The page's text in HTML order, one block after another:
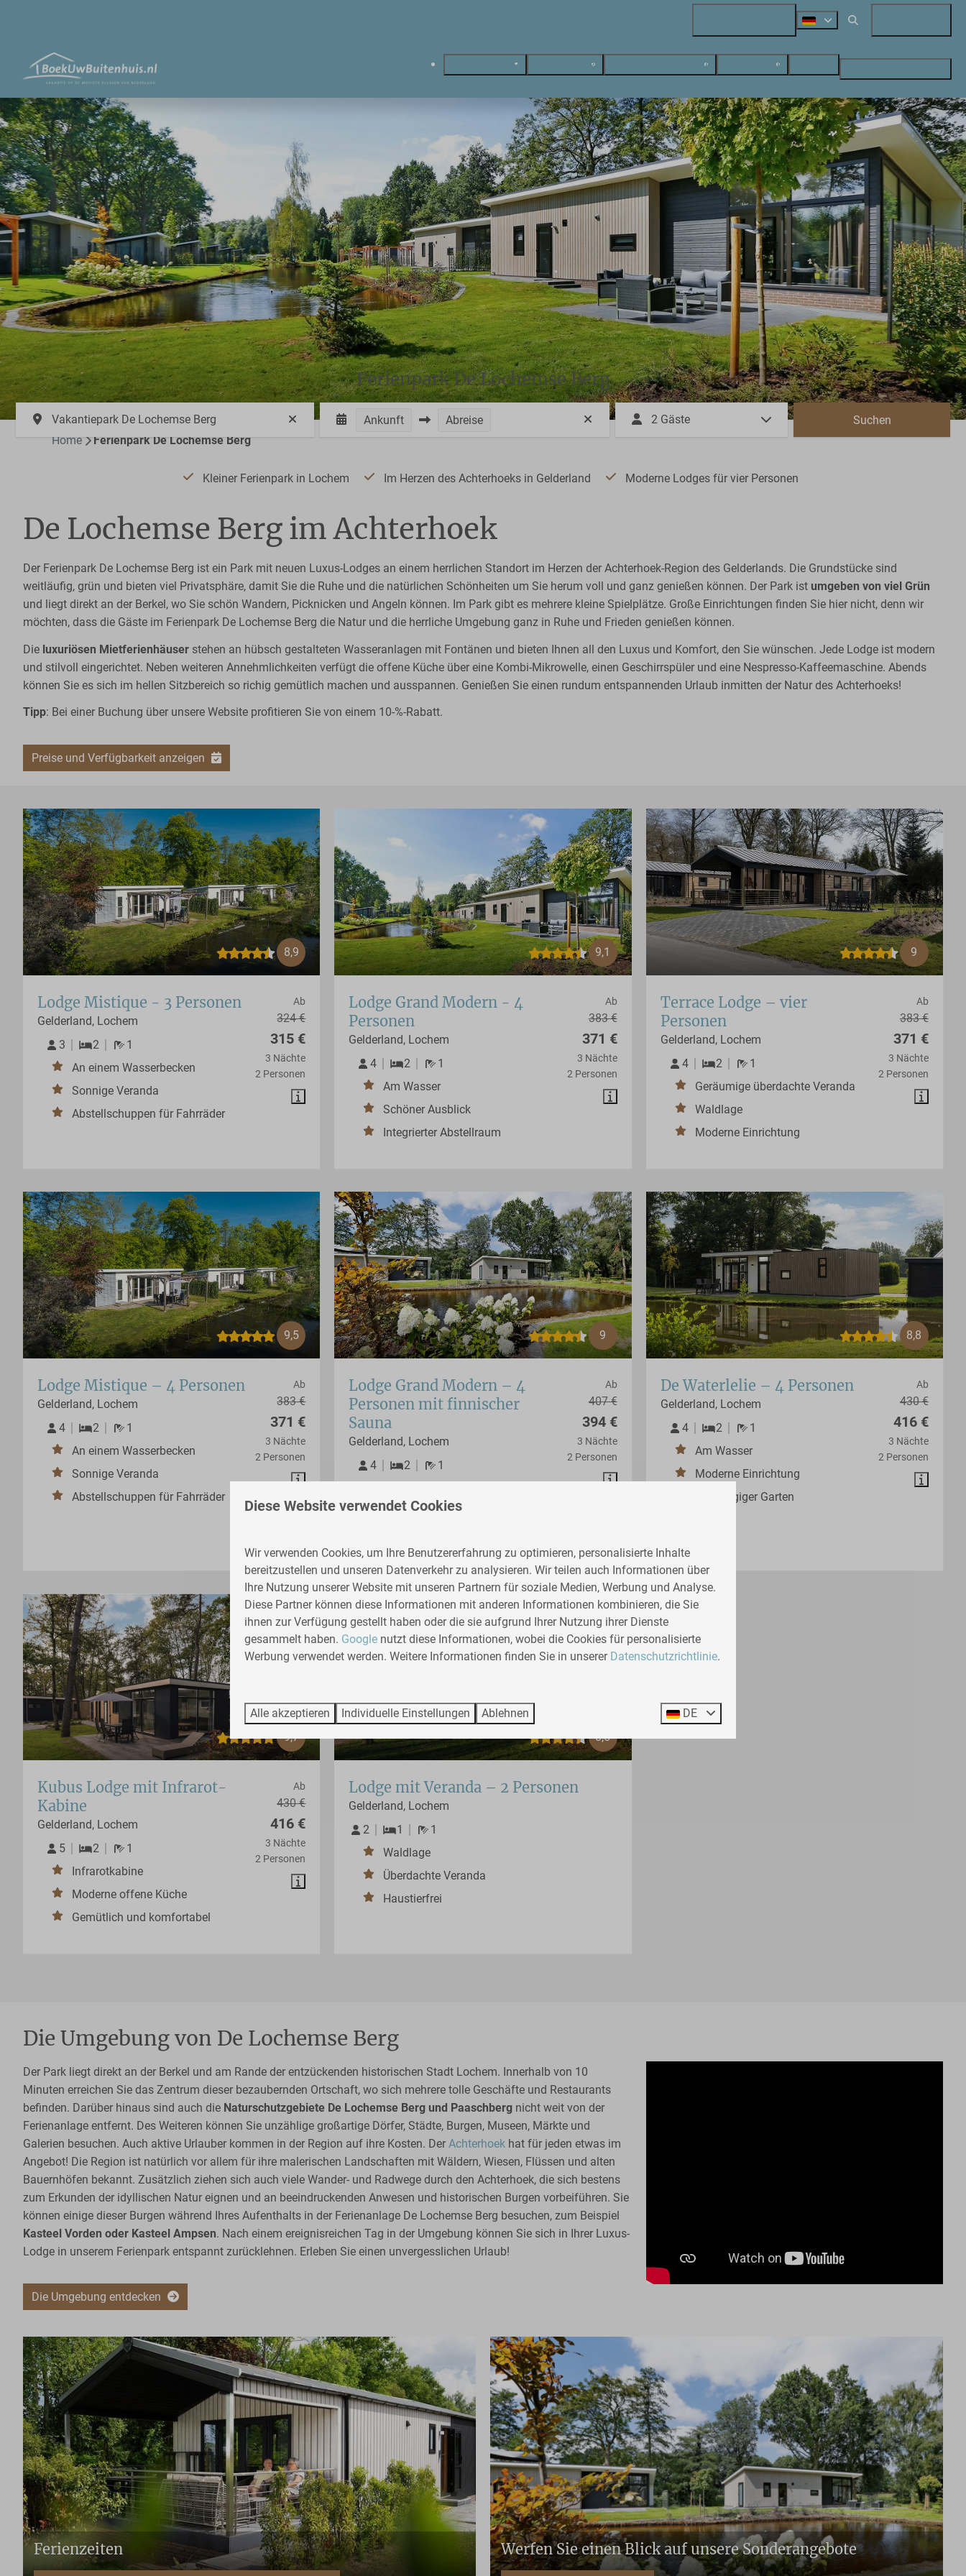
Ferienhäuser Gruppenunterkünfte Last-Minute
Ferienpark De Lochemse Berg
Vakantiepark De Lochemse Berg Ankunft Abreise 2 Gäste
Suchen
Home
Ferienpark De Lochemse Berg
Kleiner Ferienpark in Lochem Im Herzen des Achterhoeks in Gelderland Moderne Lodges für vier Personen
De Lochemse Berg im Achterhoek
Der Ferienpark De Lochemse Berg ist ein Park mit neuen Luxus-Lodges an einem herrlichen Standort im Herzen der Achterhoek-Region des Gelderlands. Die Grundstücke sind
weitläufig, grün und bieten viel Privatsphäre, damit Sie die Ruhe und die natürlichen Schönheiten um Sie herum voll und ganz genießen können. Der Park ist umgeben von viel Grün
und liegt direkt an der Berkel, wo Sie schön Wandern, Picknicken und Angeln können. Im Park gibt es mehrere kleine Spielplätze. Große Einrichtungen finden Sie hier nicht, denn wir
möchten, dass die Gäste im Ferienpark De Lochemse Berg die Natur und die herrliche Umgebung ganz in Ruhe und Frieden genießen können.
Die luxuriösen Mietferienhäuser stehen an hübsch gestalteten Wasseranlagen mit Fontänen und bieten Ihnen all den Luxus und Komfort, den Sie wünschen. Jede Lodge ist modern
und stilvoll eingerichtet. Neben weiteren Annehmlichkeiten verfügt die offene Küche über eine Kombi-Mikrowelle, einen Geschirrspüler und eine Nespresso-Kaffeemaschine. Abends
können Sie es sich im hellen Sitzbereich so richig gemütlich machen und ausspannen. Genießen Sie einen rundum entspannenden Urlaub inmitten der Natur des Achterhoeks!
Tipp: Bei einer Buchung über unsere Website profitieren Sie von einem 10-%-Rabatt.
Preise und Verfügbarkeit anzeigen
8,9
Ab
324 €
315 €
3 Nächte
2 Personen
Lodge Mistique - 3 Personen
Gelderland, Lochem
3
2
1
An einem Wasserbecken
Sonnige Veranda
Abstellschuppen für Fahrräder
9,1
Ab
383 €
371 €
3 Nächte
2 Personen
Lodge Grand Modern - 4
Personen
Gelderland, Lochem
4
2
1
Am Wasser
Schöner Ausblick
Integrierter Abstellraum
9
Ab
383 €
371 €
3 Nächte
2 Personen
Terrace Lodge – vier
Personen
Gelderland, Lochem
4
2
1
Geräumige überdachte Veranda
Waldlage
Moderne Einrichtung
9,5
Ab
383 €
371 €
3 Nächte
2 Personen
Lodge Mistique – 4 Personen
Gelderland, Lochem
4
2
1
An einem Wasserbecken
Sonnige Veranda
Abstellschuppen für Fahrräder
9
Ab
407 €
394 €
3 Nächte
2 Personen
Lodge Grand Modern – 4
Personen mit finnischer
Sauna
Gelderland, Lochem
4
2
1
Schöner Ausblick
8,8
Ab
430 €
416 €
3 Nächte
2 Personen
De Waterlelie – 4 Personen
Gelderland, Lochem
4
2
1
Am Wasser
Moderne Einrichtung
Großzügiger Garten
9,7
Ab
430 €
416 €
3 Nächte
2 Personen
Kubus Lodge mit Infrarot-
Kabine
Gelderland, Lochem
5
2
1
Infrarotkabine
Moderne offene Küche
Gemütlich und komfortabel
8,5
Lodge mit Veranda – 2 Personen
Gelderland, Lochem
2
1
1
Waldlage
Überdachte Veranda
Haustierfrei
Die Umgebung von De Lochemse Berg
Der Park liegt direkt an der Berkel und am Rande der entzückenden historischen Stadt Lochem. Innerhalb von 10
Minuten erreichen Sie das Zentrum dieser bezaubernden Ortschaft, wo sich mehrere tolle Geschäfte und Restaurants
befinden. Darüber hinaus sind auch die Naturschutzgebiete De Lochemse Berg und Paaschberg nicht weit von der
Ferienanlage entfernt. Des Weiteren können Sie unzählige großartige Dörfer, Städte, Burgen, Museen, Märkte und
Galerien besuchen. Auch aktive Urlauber kommen in der Region auf ihre Kosten. DerAchterhoek hat für jeden etwas im
Angebot! Die Region ist natürlich vor allem für ihre malerischen Landschaften mit Wäldern, Wiesen, Flüssen und alten
Bauernhöfen bekannt. Zusätzlich ziehen sich auch viele Wander- und Radwege durch den Achterhoek, die sich bestens
zum Erkunden der idyllischen Natur eignen und an beeindruckenden Anwesen und historischen Burgen vorbeiführen. Sie
können einige dieser Burgen während Ihres Aufenthalts in der Ferienanlage De Lochemse Berg besuchen, zum Beispiel
Kasteel Vorden oder Kasteel Ampsen. Nach einem ereignisreichen Tag in der Umgebung können Sie sich in Ihrer Luxus-
Lodge in unserem Ferienpark entspannt zurücklehnen. Erleben Sie einen unvergesslichen Urlaub!
Die Umgebung entdecken
Ferienzeiten Werfen Sie einen Blick auf unsere Sonderangebote
Diese Website verwendet Cookies
Wir verwenden Cookies, um Ihre Benutzererfahrung zu optimieren, personalisierte Inhalte
bereitzustellen und unseren Datenverkehr zu analysieren. Wir teilen auch Informationen über
Ihre Nutzung unserer Website mit unseren Partnern für soziale Medien, Werbung und Analyse.
Diese Partner können diese Informationen mit anderen Informationen kombinieren, die Sie
ihnen zur Verfügung gestellt haben oder die sie aufgrund Ihrer Nutzung ihrer Dienste
gesammelt haben. Google nutzt diese Informationen, wobei die Cookies für personalisierte
Werbung verwendet werden. Weitere Informationen finden Sie in unserer Datenschutzrichtlinie.
Alle akzeptieren Individuelle Einstellungen Ablehnen DE